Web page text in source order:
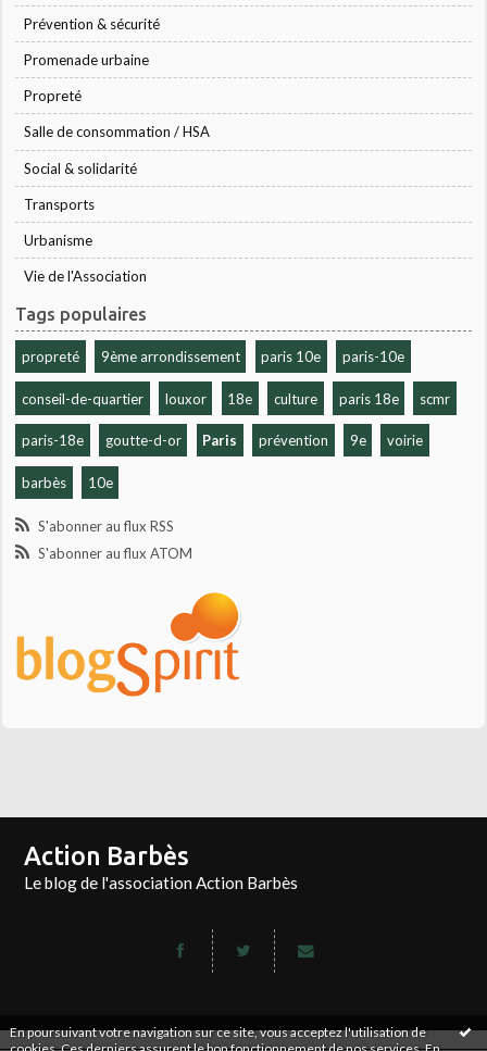
En poursuivant votre navigation sur ce site, vous acceptez l'utilisation de
cookies. Ces derniers assurent le bon fonctionnement de nos services.En
Prévention & sécurité
Promenade urbaine
Propreté
Salle de consommation / HSA
Social & solidarité
Transports
Urbanisme
Vie de l'Association
Tags populaires
propreté 9ème arrondissement paris 10e paris-10e
conseil-de-quartier louxor 18e culture paris 18e scmr
paris-18e goutte-d-or Paris prévention 9e voirie
barbès 10e
S'abonner au flux RSS
S'abonner au flux ATOM
Action Barbès
Le blog de l'association Action Barbès